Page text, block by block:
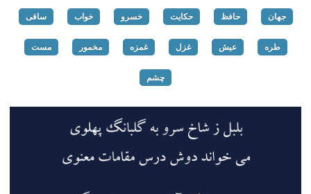
جهان حافظ حکایت خسرو خواب ساقی
طره عیش غزل غمزه مخمور مست
چشم